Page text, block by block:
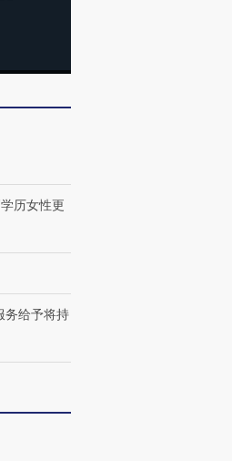
历女性更
务给予将持